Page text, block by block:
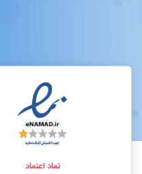
نماد اعتماد